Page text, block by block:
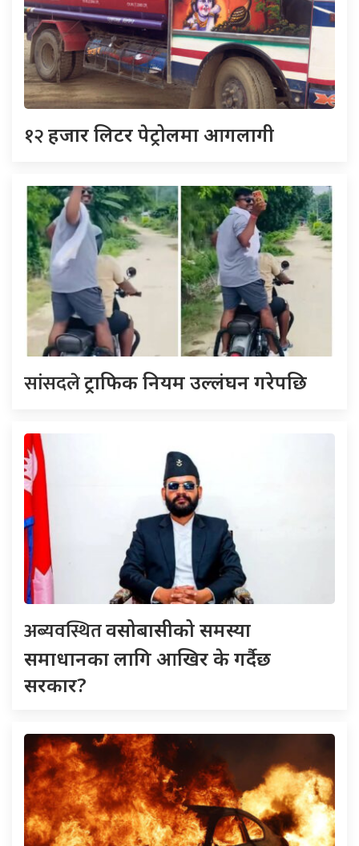
१२हजार लिटर पेट्रोलमा आगलागी
सांसदलेट्राफिक नियम उल्लंघन गरेपछि
अब्यवस्थितवसोबासीको समस्या
समाधानका लागि आखिर के गर्दैछ
सरकार?